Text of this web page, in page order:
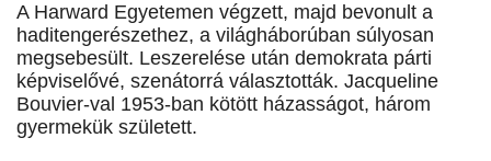
A Harward Egyetemen végzett, majd bevonult a
haditengerészethez, a világháborúban súlyosan
megsebesült. Leszerelése után demokrata párti
képviselővé, szenátorrá választották. Jacqueline
Bouvier-val 1953-ban kötött házasságot, három
gyermekük született.